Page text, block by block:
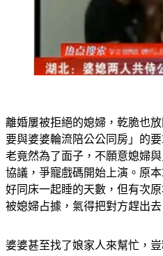
要與婆婆輪流陪公公同房」的
老竟然為了面子，不願意媳婦
協議，爭寵戲碼開始上演。原
好同床一起睡的天數，但有次
被媳婦占據，氣得把對方趕出
她才驚覺自己在丈夫心中比不